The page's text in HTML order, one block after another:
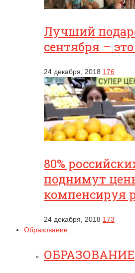
Лучший
сентября –
24 декабря, 2018 176
80%
поднимут
компенсируя
24 декабря, 2018 173
Образование
ОБРАЗОВАНИЕ